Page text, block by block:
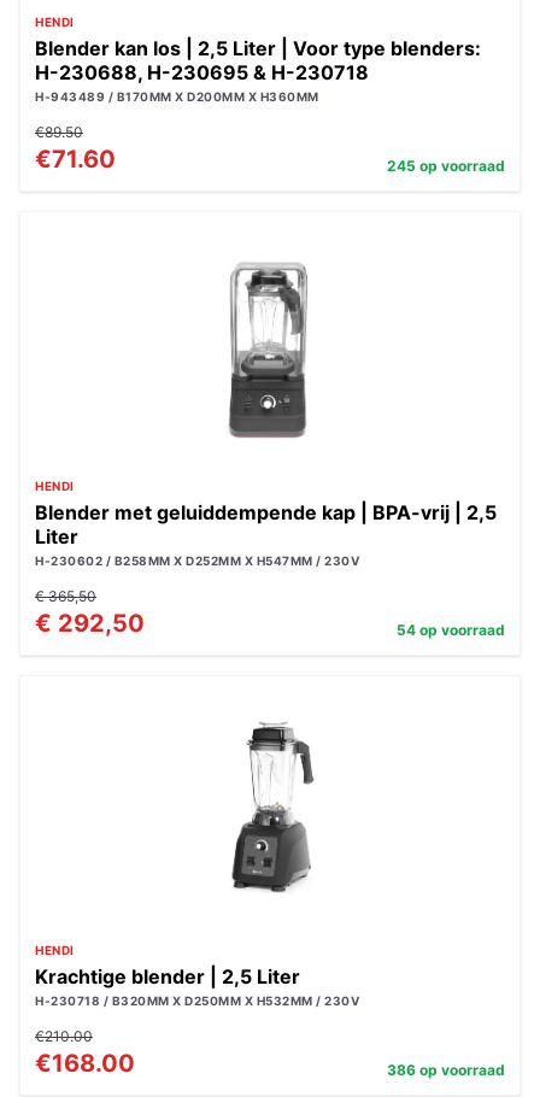
HENDI
Blender kan los | 2,5 Liter | Voor type blenders:
H-230688, H-230695 & H-230718
H-943489 / B170MM X D200MM X H360MM
€89.50
€71.60 245 op voorraad
HENDI
Blender met geluiddempende kap | BPA-vrij | 2,5
Liter
H-230602 / B258MM X D252MM X H547MM / 230V
€ 365,50
€ 292,50 54 op voorraad
HENDI
Krachtige blender | 2,5 Liter
H-230718 / B320MM X D250MM X H532MM / 230V
€210.00
€168.00 386 op voorraad